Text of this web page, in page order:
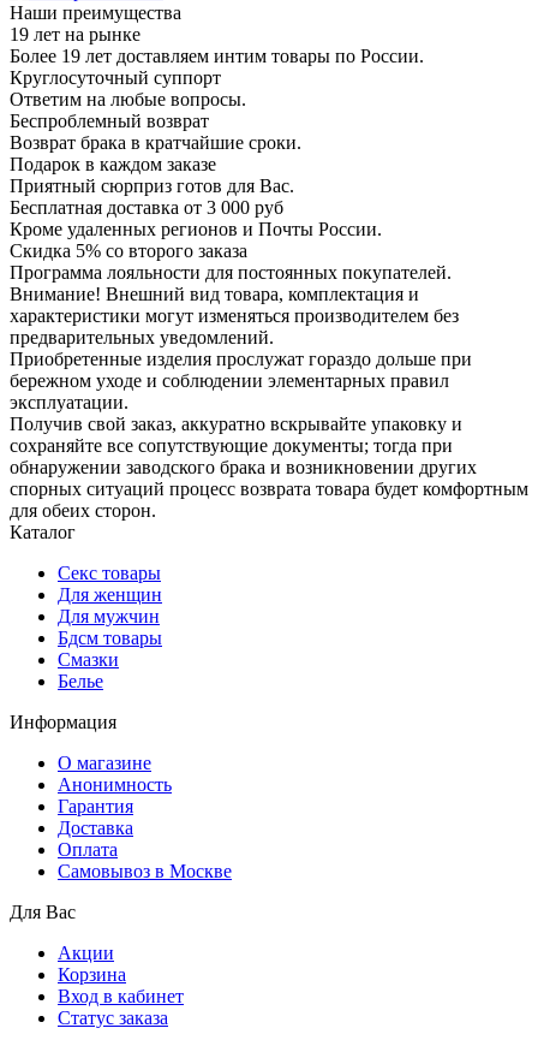
Наши преимущества
19 лет на рынке
Более 19 лет доставляем интим товары по России.
Круглосуточный суппорт
Ответим на любые вопросы.
Беспроблемный возврат
Возврат брака в кратчайшие сроки.
Подарок в каждом заказе
Приятный сюрприз готов для Вас.
Бесплатная доставка от 3 000 руб
Кроме удаленных регионов и Почты России.
Скидка 5% со второго заказа
Программа лояльности для постоянных покупателей.
Внимание! Внешний вид товара, комплектация и
характеристики могут изменяться производителем без
предварительных уведомлений.
Приобретенные изделия прослужат гораздо дольше при
бережном уходе и соблюдении элементарных правил
эксплуатации.
Получив свой заказ, аккуратно вскрывайте упаковку и
сохраняйте все сопутствующие документы; тогда при
обнаружении заводского брака и возникновении других
спорных ситуаций процесс возврата товара будет комфортным
для обеих сторон.
Каталог
Секс товары
Для женщин
Для мужчин
Бдсм товары
Смазки
Белье
Информация
О магазине
Анонимность
Гарантия
Доставка
Oплата
Самовывоз в Москве
Для Вас
Акции
Корзина
Вход в кабинет
Статус заказа